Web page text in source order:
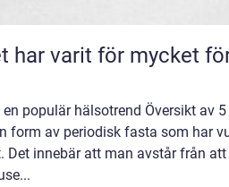
populär hälsotrend Översikt av 5
form av periodisk fasta som har
innebär att man avstår från